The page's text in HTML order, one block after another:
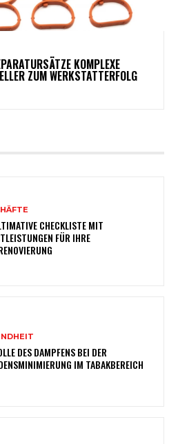
KOMPLEXE
ZUM WERKSTATTERFOLG
CHECKLISTE MIT
FÜR IHRE
DES DAMPFENS BEI DER
IM TABAKBEREICH